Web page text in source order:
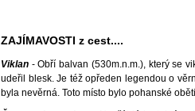
ZAJÍMAVOSTI z cest....
Viklan - Obří balvan (530m.n.m.), který se
udeřil blesk. Je též opředen legendou o
byla nevěrná. Toto místo bylo pohanské